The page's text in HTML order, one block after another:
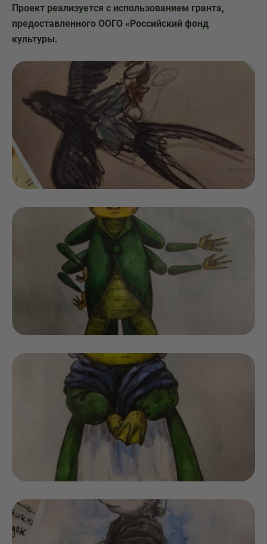
Проект реализуется с использованием гранта,
предоставленного ООГО «Российский фонд
культуры.